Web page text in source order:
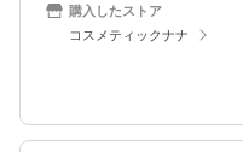
購入したストア
コスメティックナナ